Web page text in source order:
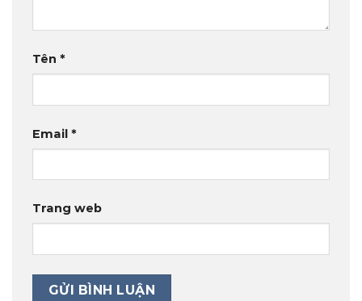
Tên *
Email *
Trang web